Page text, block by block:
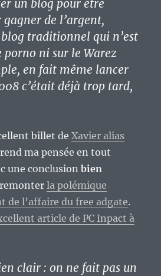
un blog pour être
de l’argent,
blog traditionnel qui n’est
porno ni sur le Warez
en fait même lancer
c’était déjà trop tard,
billet deXavier alias
ma pensée en tout
une conclusionbien
la polémique
de l’affaire du free adgate.
article de PC Inpact à
clair : on ne fait pas un